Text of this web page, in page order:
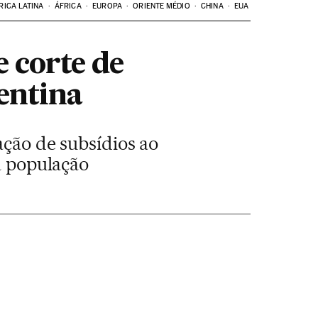
LATINA ÁFRICA EUROPA ORIENTE MÉDIO CHINA EUA
corte de
de subsídios ao